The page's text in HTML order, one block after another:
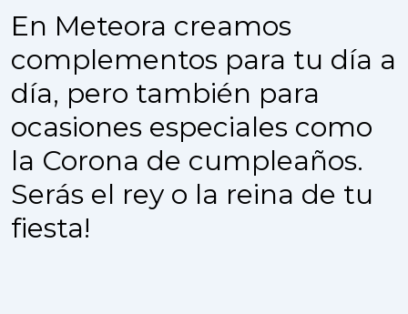
En Meteora creamos
complementos para tu día a
día, pero también para
ocasiones especiales como
la Corona de cumpleaños.
Serás el rey o la reina de tu
fiesta!